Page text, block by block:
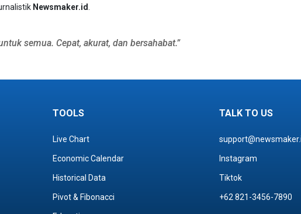
Newsmaker.id
semua. Cepat, akurat, dan bersahabat.”
TOOLS
Live Chart
Economic Calendar
Historical Data
Pivot & Fibonacci
TALK TO US
Instagram
Tiktok
+62 821-3456-7890